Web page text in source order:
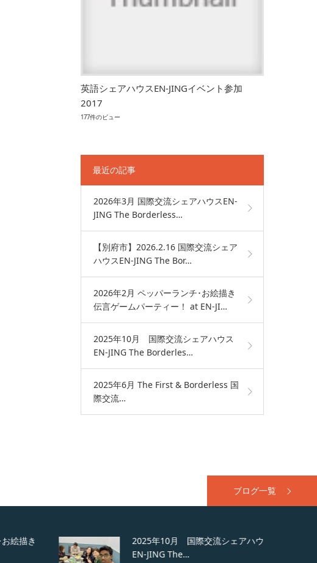
英語シェアハウスEN-JINGイベント参加
2017
177件のビュー
最近の記事
2026年3月 国際交流シェアハウスEN-
JING The Borderless…
【別府市】2026.2.16 国際交流シェア
ハウスEN-JING The Bor…
2026年2月 ペッパーランチ･お絵描き
伝言ゲームパーティー！ at EN-JI…
2025年10月 国際交流シェアハウス
EN-JING The Borderles…
2025年6月 The First & Borderless 国
際交流…
ブログ一覧
2025年10月 国際交流シェアハウス
EN-JING The…